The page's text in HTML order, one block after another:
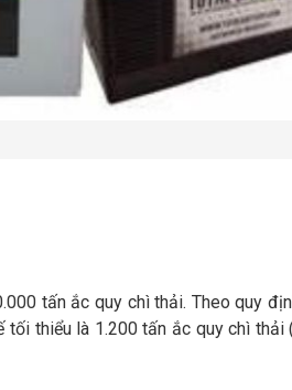
tấn ắc quy chì thải. Theo quy
thiểu là 1.200 tấn ắc quy chì thải